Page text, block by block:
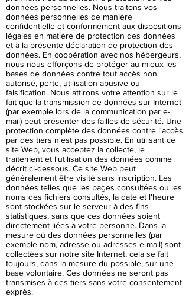
données personnelles. Nous traitons vos
données personnelles de manière
confidentielle et conformément aux dispositions
légales en matière de protection des données
et à la présente déclaration de protection des
données. En coopération avec nos hébergeurs,
nous nous efforçons de protéger au mieux les
bases de données contre tout accès non
autorisé, perte, utilisation abusive ou
falsification. Nous attirons votre attention sur le
fait que la transmission de données sur Internet
(par exemple lors de la communication par e-
mail) peut présenter des failles de sécurité. Une
protection complète des données contre l'accès
par des tiers n'est pas possible. En utilisant ce
site Web, vous acceptez la collecte, le
traitement et l'utilisation des données comme
décrit ci-dessous. Ce site Web peut
généralement être visité sans inscription. Les
données telles que les pages consultées ou les
noms des fichiers consultés, la date et l'heure
sont stockées sur le serveur à des fins
statistiques, sans que ces données soient
directement liées à votre personne. Dans la
mesure où des données personnelles (par
exemple nom, adresse ou adresses e-mail) sont
collectées sur notre site Internet, cela se fait
toujours, dans la mesure du possible, sur une
base volontaire. Ces données ne seront pas
transmises à des tiers sans votre consentement
exprès.